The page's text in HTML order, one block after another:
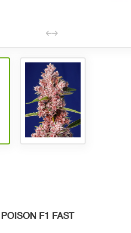
F1 FAST